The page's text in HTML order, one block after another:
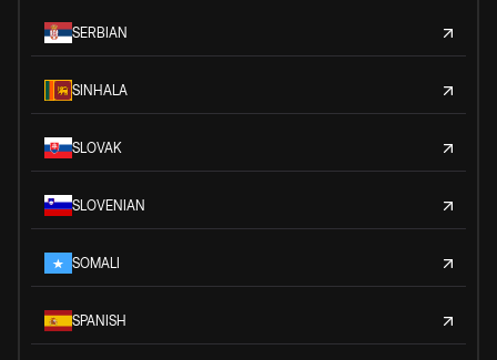
SERBIAN
SINHALA
SLOVAK
SLOVENIAN
SOMALI
SPANISH